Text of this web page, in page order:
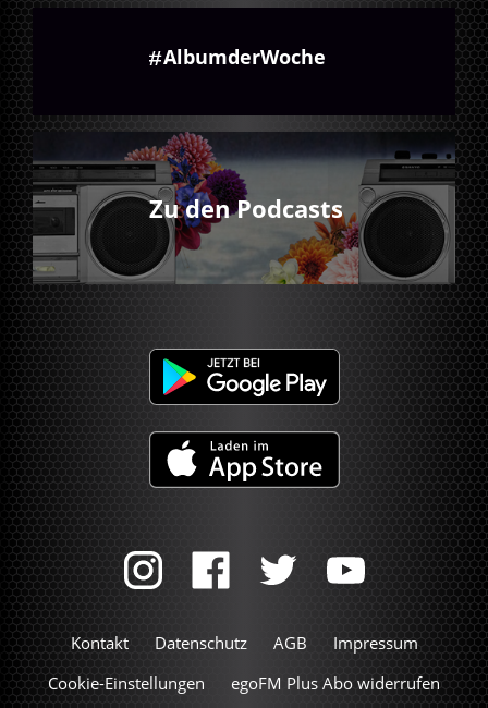
AlbumderWoche
Zu den Podcasts
Kontakt Datenschutz AGB
Impressum
Cookie-Einstellungen
egoFM Plus Abo widerrufen